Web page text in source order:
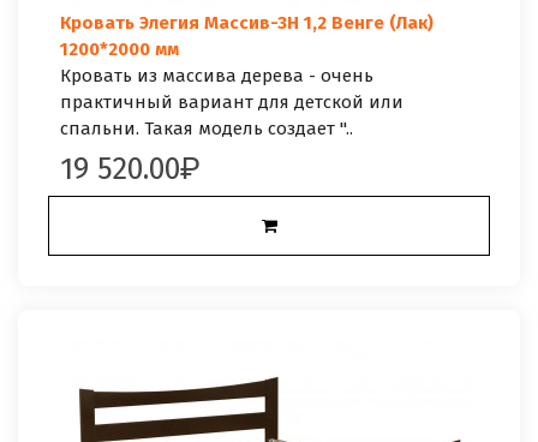
Кровать Элегия Массив-3Н 1,2 Венге (Лак)
1200*2000 мм
Кровать из массива дерева - очень
практичный вариант для детской или
спальни. Такая модель создает "..
19 520.00